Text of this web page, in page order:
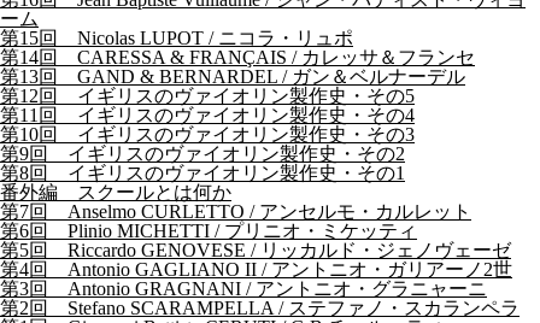
ーム
第15回 Nicolas LUPOT / ニコラ・リュポ
第14回 CARESSA & FRANÇAIS / カレッサ＆フランセ
第13回 GAND & BERNARDEL / ガン＆ベルナーデル
第12回 イギリスのヴァイオリン製作史・その5
第11回 イギリスのヴァイオリン製作史・その4
第10回 イギリスのヴァイオリン製作史・その3
第9回 イギリスのヴァイオリン製作史・その2
第8回 イギリスのヴァイオリン製作史・その1
番外編 スクールとは何か
第7回 Anselmo CURLETTO / アンセルモ・カルレット
第6回 Plinio MICHETTI / プリニオ・ミケッティ
第5回 Riccardo GENOVESE / リッカルド・ジェノヴェーゼ
第4回 Antonio GAGLIANO II / アントニオ・ガリアーノ2世
第3回 Antonio GRAGNANI / アントニオ・グラニャーニ
第2回 Stefano SCARAMPELLA / ステファノ・スカランペラ